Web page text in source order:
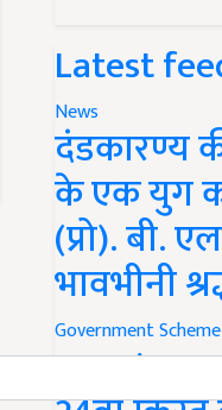
Latest
News
दंडकारण्य
के एक युग
(प्रो). बी.
भावभीनी
Government Scheme
PM Kisan